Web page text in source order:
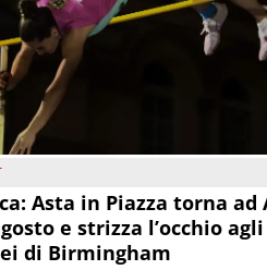
Asta in Piazza torna ad
e strizza l’occhio agli
di Birmingham